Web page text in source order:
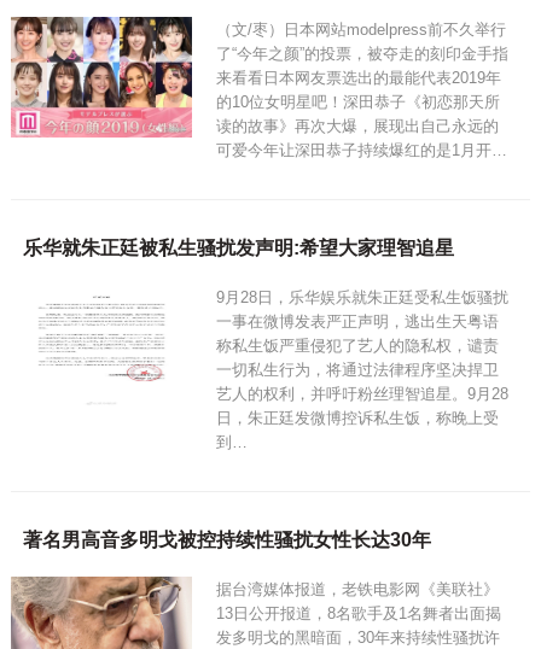
（文/枣）日本网站modelpress前不久举行
了“今年之颜”的投票，被夺走的刻印金手指
来看看日本网友票选出的最能代表2019年
的10位女明星吧！深田恭子《初恋那天所
读的故事》再次大爆，展现出自己永远的
可爱今年让深田恭子持续爆红的是1月开…
乐华就朱正廷被私生骚扰发声明:希望大家理智追星
9月28日，乐华娱乐就朱正廷受私生饭骚扰
一事在微博发表严正声明，逃出生天粤语
称私生饭严重侵犯了艺人的隐私权，谴责
一切私生行为，将通过法律程序坚决捍卫
艺人的权利，并呼吁粉丝理智追星。9月28
日，朱正廷发微博控诉私生饭，称晚上受
到…
著名男高音多明戈被控持续性骚扰女性长达30年
据台湾媒体报道，老铁电影网《美联社》
13日公开报道，8名歌手及1名舞者出面揭
发多明戈的黑暗面，30年来持续性骚扰许